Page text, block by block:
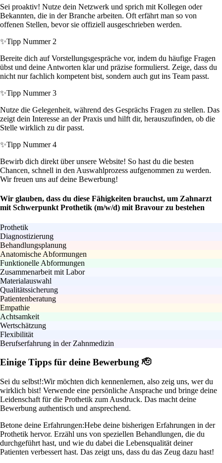
Sei proaktiv! Nutze dein Netzwerk und sprich mit Kollegen oder
Bekannten, die in der Branche arbeiten. Oft erfährt man so von
offenen Stellen, bevor sie offiziell ausgeschrieben werden.
✨Tipp Nummer 2
Bereite dich auf Vorstellungsgespräche vor, indem du häufige Fragen
übst und deine Antworten klar und präzise formulierst. Zeige, dass du
nicht nur fachlich kompetent bist, sondern auch gut ins Team passt.
✨Tipp Nummer 3
Nutze die Gelegenheit, während des Gesprächs Fragen zu stellen. Das
zeigt dein Interesse an der Praxis und hilft dir, herauszufinden, ob die
Stelle wirklich zu dir passt.
✨Tipp Nummer 4
Bewirb dich direkt über unsere Website! So hast du die besten
Chancen, schnell in den Auswahlprozess aufgenommen zu werden.
Wir freuen uns auf deine Bewerbung!
Wir glauben, dass du diese Fähigkeiten brauchst, um Zahnarzt
mit Schwerpunkt Prothetik (m/w/d) mit Bravour zu bestehen
Prothetik
Diagnostizierung
Behandlungsplanung
Anatomische Abformungen
Funktionelle Abformungen
Zusammenarbeit mit Labor
Materialauswahl
Qualitätssicherung
Patientenberatung
Empathie
Achtsamkeit
Wertschätzung
Flexibilität
Berufserfahrung in der Zahnmedizin
Einige Tipps für deine Bewerbung 🫡
Sei du selbst!:Wir möchten dich kennenlernen, also zeig uns, wer du
wirklich bist! Verwende eine persönliche Ansprache und bringe deine
Leidenschaft für die Prothetik zum Ausdruck. Das macht deine
Bewerbung authentisch und ansprechend.
Betone deine Erfahrungen:Hebe deine bisherigen Erfahrungen in der
Prothetik hervor. Erzähl uns von speziellen Behandlungen, die du
durchgeführt hast, und wie du dabei die Lebensqualität deiner
Patienten verbessert hast. Das zeigt uns, dass du das Zeug dazu hast!